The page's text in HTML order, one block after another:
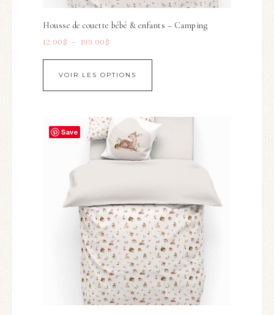
Housse de couette bébé & enfants – Camping
12.00 $ – 199.00 $
VOIR LES OPTIONS
Save